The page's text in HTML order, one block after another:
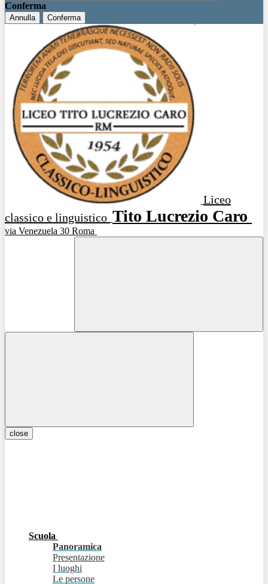
Conferma
Annulla Conferma
Liceo
classico e linguistico Tito Lucrezio Caro
via Venezuela 30 Roma
close
Scuola
Panoramica
Presentazione
I luoghi
Le persone